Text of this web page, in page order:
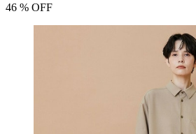
46 % OFF